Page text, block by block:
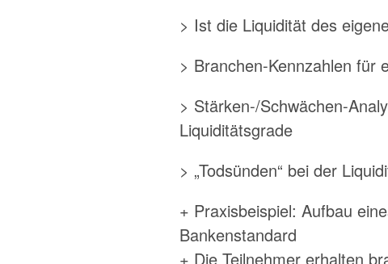
> Ist die Liquidität des
> Branchen-Kennzahlen für
> Stärken-/Schwächen-
Liquiditätsgrade
> „Todsünden“ bei der
+ Praxisbeispiel: Aufbau
Bankenstandard
+ Die Teilnehmer erhalten